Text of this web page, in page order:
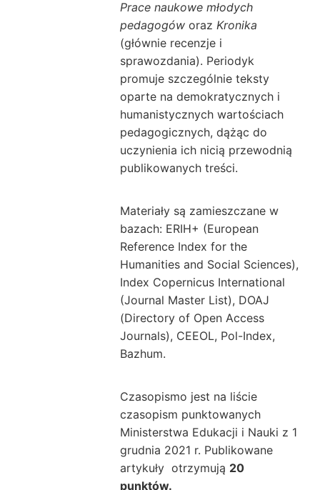
Prace naukowe młodych
pedagogów oraz Kronika
(głównie recenzje i
sprawozdania). Periodyk
promuje szczególnie teksty
oparte na demokratycznych i
humanistycznych wartościach
pedagogicznych, dążąc do
uczynienia ich nicią przewodnią
publikowanych treści.
Materiały są zamieszczane w
bazach: ERIH+ (European
Reference Index for the
Humanities and Social Sciences),
Index Copernicus International
(Journal Master List), DOAJ
(Directory of Open Access
Journals), CEEOL, Pol-Index,
Bazhum.
Czasopismo jest na liście
czasopism punktowanych
Ministerstwa Edukacji i Nauki z 1
grudnia 2021 r. Publikowane
artykuły otrzymują 20
punktów.